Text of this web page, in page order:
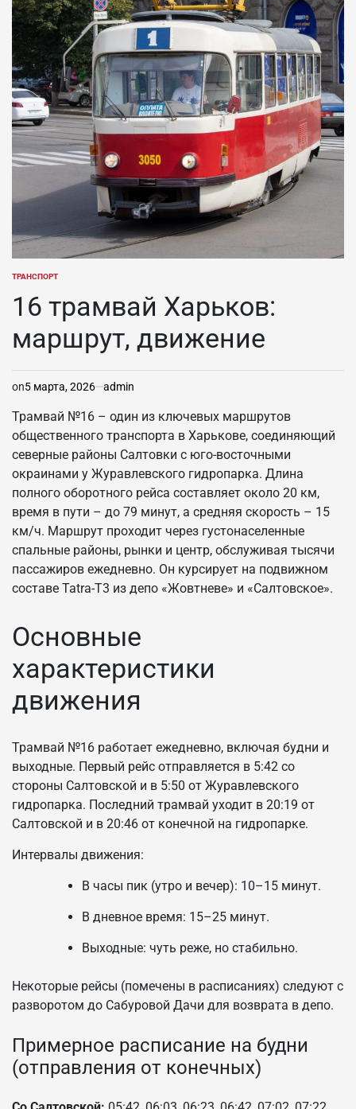
ОПУБЛИКОВАНО
ТРАНСПОРТ
16 трамвай Харьков:
маршрут, движение
on5 марта, 2026 admin
Трамвай №16 – один из ключевых маршрутов
общественного транспорта в Харькове, соединяющий
северные районы Салтовки с юго-восточными
окраинами у Журавлевского гидропарка. Длина
полного оборотного рейса составляет около 20 км,
время в пути – до 79 минут, а средняя скорость – 15
км/ч. Маршрут проходит через густонаселенные
спальные районы, рынки и центр, обслуживая тысячи
пассажиров ежедневно. Он курсирует на подвижном
составе Tatra-T3 из депо «Жовтневе» и «Салтовское».
Основные
характеристики
движения
Трамвай №16 работает ежедневно, включая будни и
выходные. Первый рейс отправляется в 5:42 со
стороны Салтовской и в 5:50 от Журавлевского
гидропарка. Последний трамвай уходит в 20:19 от
Салтовской и в 20:46 от конечной на гидропарке.
Интервалы движения:
В часы пик (утро и вечер): 10–15 минут.
В дневное время: 15–25 минут.
Выходные: чуть реже, но стабильно.
Некоторые рейсы (помечены в расписаниях) следуют с
разворотом до Сабуровой Дачи для возврата в депо.
Примерное расписание на будни
(отправления от конечных)